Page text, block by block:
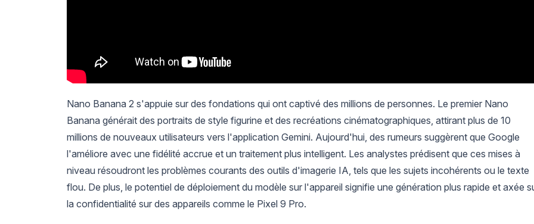
Nano Banana 2 s'appuie sur des fondations qui ont captivé des millions de personnes. Le premier Nano
Banana générait des portraits de style figurine et des recréations cinématographiques, attirant plus de 10
millions de nouveaux utilisateurs vers l'application Gemini. Aujourd'hui, des rumeurs suggèrent que Google
l'améliore avec une fidélité accrue et un traitement plus intelligent. Les analystes prédisent que ces mises à
niveau résoudront les problèmes courants des outils d'imagerie IA, tels que les sujets incohérents ou le texte
flou. De plus, le potentiel de déploiement du modèle sur l'appareil signifie une génération plus rapide et axée
la confidentialité sur des appareils comme le Pixel 9 Pro.